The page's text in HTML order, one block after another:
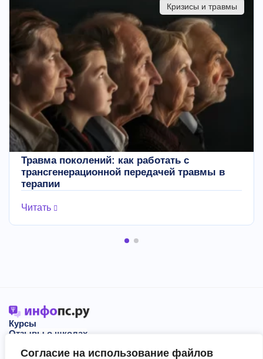
Согласие на использование файлов
Кризисы и травмы
Травма поколений: как работать с
трансгенерационной передачей травмы в
терапии
Читать
Курсы
Отзывы о школах
События